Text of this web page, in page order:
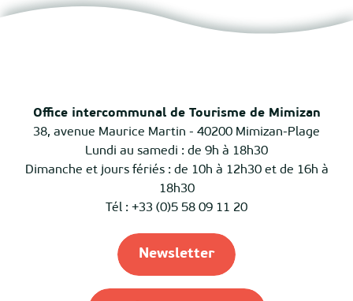
Office intercommunal de Tourisme de Mimizan
38, avenue Maurice Martin - 40200 Mimizan-Plage
Lundi au samedi : de 9h à 18h30
Dimanche et jours fériés : de 10h à 12h30 et de 16h à
18h30
Tél : +33 (0)5 58 09 11 20
Newsletter